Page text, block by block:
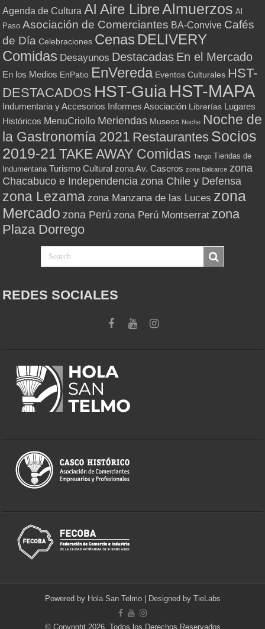
Agenda de Cultura Al Aire LibreAlmuerzos Al
Paso Asociación de Comerciantes BA-Convive Cafés
de Día Celebraciones Cenas DELIVERY
Comidas Desayunos Destacadas En el Mercado
En los Medios EnPatio EnVereda Eventos Culturales HST-
DESTACADOS HST-GuiaHST-MAPA
Indumentaria y Accesorios Informes Asociación Librerías Lugares
Históricos MenuCriollo Meriendas Museos Noche Noche de
la Gastronomía 2021 Restaurantes Socios
2019-21 TAKE AWAY Comidas Tango Tiendas de
Indumentaria Turismo Cultural zona Av. Caseros zona Balcarce zona
Chacabuco e Independencia zona Chile y Defensa
zona Lezama zona Manzana de las Luces zona
Mercado zona Perú zona Perú Montserrat zona
Plaza Dorrego
REDES SOCIALES
Powered by Hola San Telmo| Designed by TieLabs
© Copyright 2026, Todos los Derechos Reservados